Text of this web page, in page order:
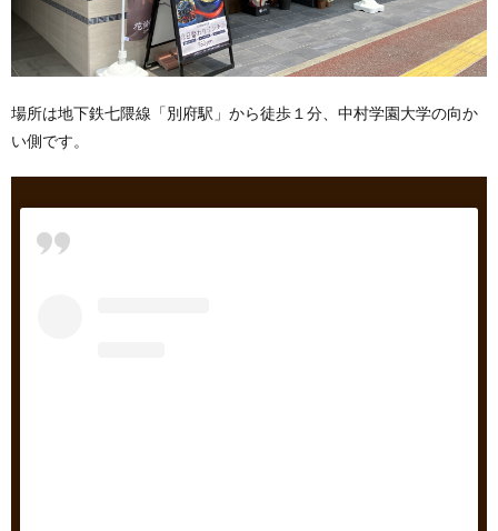
場所は地下鉄七隈線「別府駅」から徒歩１分、中村学園大学の向か
い側です。